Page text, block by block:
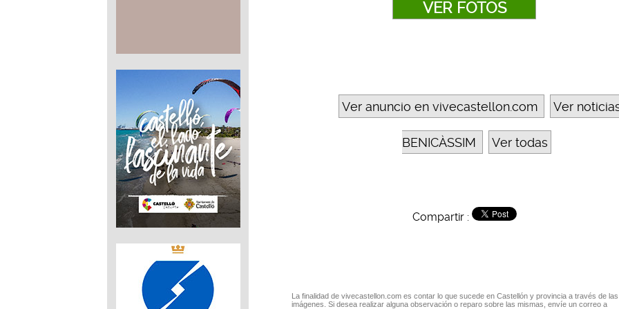
VER FOTOS
Ver anuncio en vivecastellon.com Ver
BENICÀSSIM Ver todas
Compartir :
La finalidad de vivecastellon.com es contar lo que sucede en Castellón y provincia a través de las
imágenes. Si desea realizar alguna observación o reparo sobre las mismas, envíe un correo a